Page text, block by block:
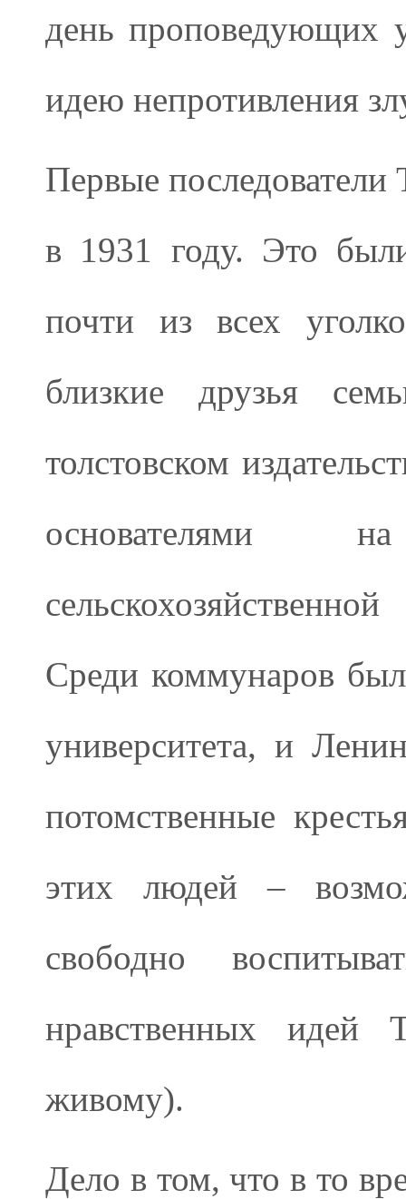
день проповедующих
идею непротивления
Первые последователи
в 1931 году. Это
почти из всех
близкие друзья
толстовском
основателями
Среди коммунаров
университета, и
потомственные
этих людей –
свободно
нравственных идей
живому).
Дело в том, что в то